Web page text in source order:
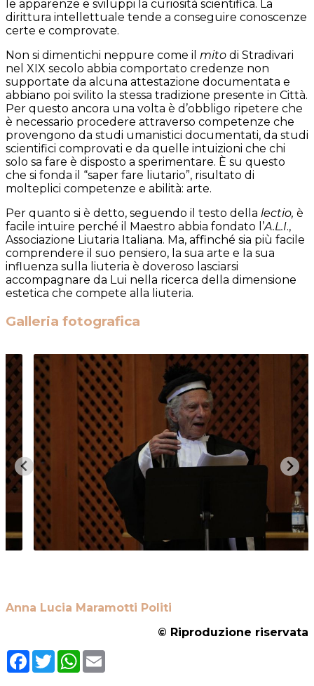
le apparenze e sviluppi la curiosità scientifica. La
dirittura intellettuale tende a conseguire conoscenze
certe e comprovate.
Non si dimentichi neppure come il mito di Stradivari
nel XIX secolo abbia comportato credenze non
supportate da alcuna attestazione documentata e
abbiano poi svilito la stessa tradizione presente in Città.
Per questo ancora una volta è d’obbligo ripetere che
è necessario procedere attraverso competenze che
provengono da studi umanistici documentati, da studi
scientifici comprovati e da quelle intuizioni che chi
solo sa fare è disposto a sperimentare. È su questo
che si fonda il “saper fare liutario”, risultato di
molteplici competenze e abilità: arte.
Per quanto si è detto, seguendo il testo della lectio, è
facile intuire perché il Maestro abbia fondato l’A.L.I.,
Associazione Liutaria Italiana. Ma, affinché sia più facile
comprendere il suo pensiero, la sua arte e la sua
influenza sulla liuteria è doveroso lasciarsi
accompagnare da Lui nella ricerca della dimensione
estetica che compete alla liuteria.
Galleria fotografica
Anna Lucia Maramotti Politi
© Riproduzione riservata
Facebook
TwitterWhatsApp